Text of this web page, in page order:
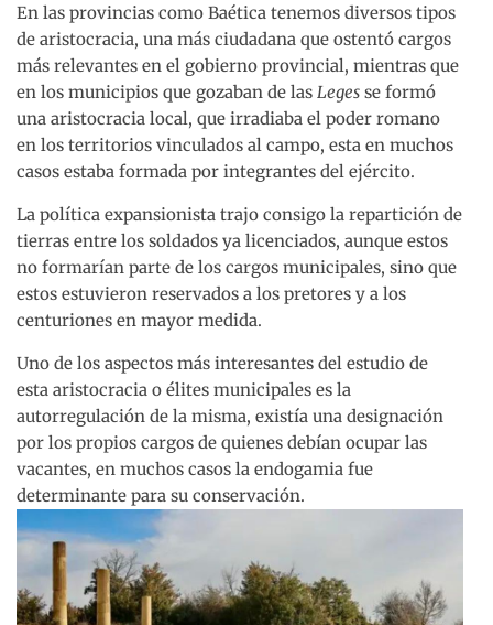
En las provincias como Baética tenemos diversos tipos
de aristocracia, una más ciudadana que ostentó cargos
más relevantes en el gobierno provincial, mientras que
en los municipios que gozaban de las Leges se formó
una aristocracia local, que irradiaba el poder romano
en los territorios vinculados al campo, esta en muchos
casos estaba formada por integrantes del ejército.
La política expansionista trajo consigo la repartición de
tierras entre los soldados ya licenciados, aunque estos
no formarían parte de los cargos municipales, sino que
estos estuvieron reservados a los pretores y a los
centuriones en mayor medida.
Uno de los aspectos más interesantes del estudio de
esta aristocracia o élites municipales es la
autorregulación de la misma, existía una designación
por los propios cargos de quienes debían ocupar las
vacantes, en muchos casos la endogamia fue
determinante para su conservación.